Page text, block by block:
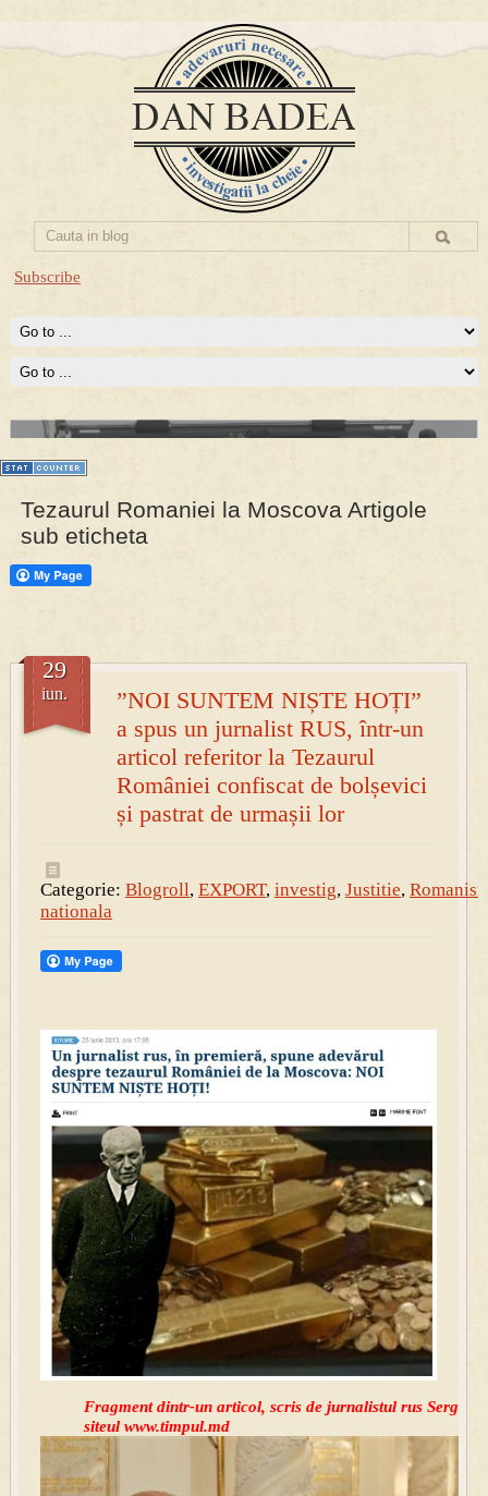
Subscribe
PRESA
Prima mea carte publicata (Nemira)
Averea Presedintelui: prima lucrare despre controversatele
conturi secrete ale Securitatii.
Tezaurul Romaniei la Moscova Artigole
sub eticheta
”NOI SUNTEM NIȘTE HOȚI”
a spus un jurnalist RUS, într-un
articol referitor la Tezaurul
României confiscat de bolșevici
și pastrat de urmașii lor
29
iun.
Categorie: Blogroll, EXPORT, investig, Justitie,
nationala
Fragment dintr-un articol, scris de jurnalistul rus
siteul www.timpul.md